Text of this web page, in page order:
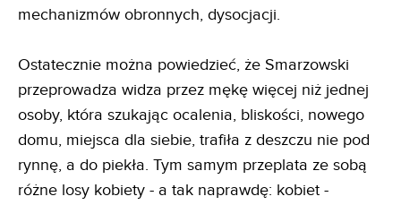
mechanizmów obronnych, dysocjacji.
Ostatecznie można powiedzieć, że Smarzowski
przeprowadza widza przez mękę więcej niż jednej
osoby, która szukając ocalenia, bliskości, nowego
domu, miejsca dla siebie, trafiła z deszczu nie pod
rynnę, a do piekła. Tym samym przeplata ze sobą
różne losy kobiety - a tak naprawdę: kobiet -